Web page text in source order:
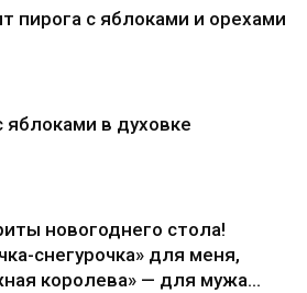
пирога с яблоками и орехами
яблоками в духовке
новогоднего стола!
снегурочка» для меня,
королева» — для мужа…